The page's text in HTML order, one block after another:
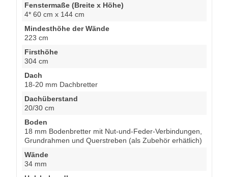
Fenstermaße (Breite x Höhe)
4* 60 cm x 144 cm
Mindesthöhe der Wände
223 cm
Firsthöhe
304 cm
Dach
18-20 mm Dachbretter
Dachüberstand
20/30 cm
Boden
18 mm Bodenbretter mit Nut-und-Feder-Verbindungen,
Grundrahmen und Querstreben (als Zubehör erhätlich)
Wände
34 mm